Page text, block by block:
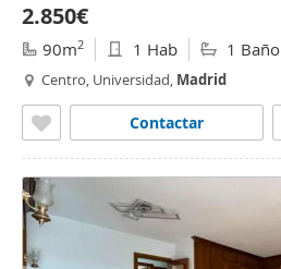
2.850€
90m2 1 Hab 1 Baño
Centro, Universidad, Madrid
Contactar